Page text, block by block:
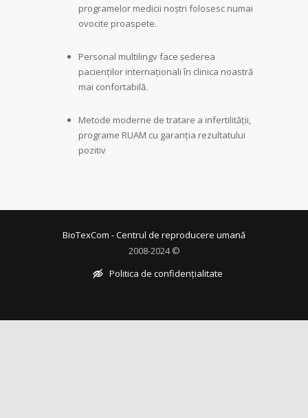
programelor medicii noștri folosesc numai
ovocite proaspete.
Personal multilingv face șederea
pacienților internaționali în clinica noastră
mai confortabilă.
Metode moderne de tratare a infertilității,
programe RUAM cu garanția rezultatului
pozitiv
2008-2024 ©
BioTexCom - Centrul de reproducere umană
Politica de confidențialitate